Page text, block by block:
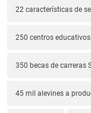
22 características de
250 centros
350 becas de carreras
45 mil alevines a